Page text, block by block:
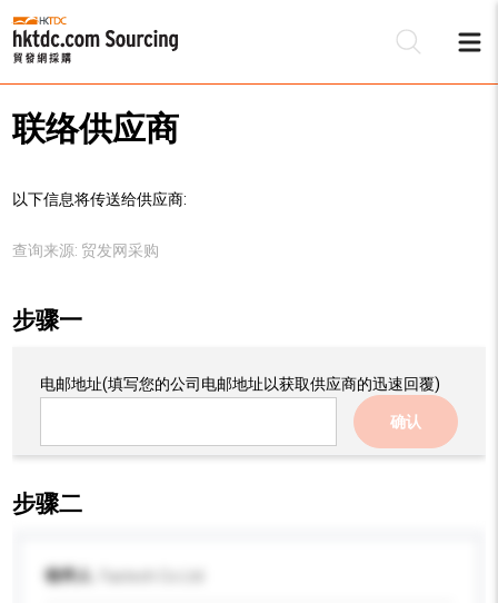
联络供应商
以下信息将传送给供应商:
查询来源: 贸发网采购
步骤一
电邮地址(填写您的公司电邮地址以获取供应商的迅速回覆)
确认
步骤二
收件人